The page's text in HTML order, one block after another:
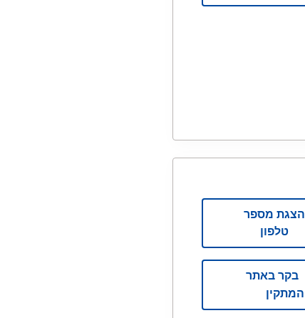
הצגת מספר
טלפון
בקר באתר
המתקין